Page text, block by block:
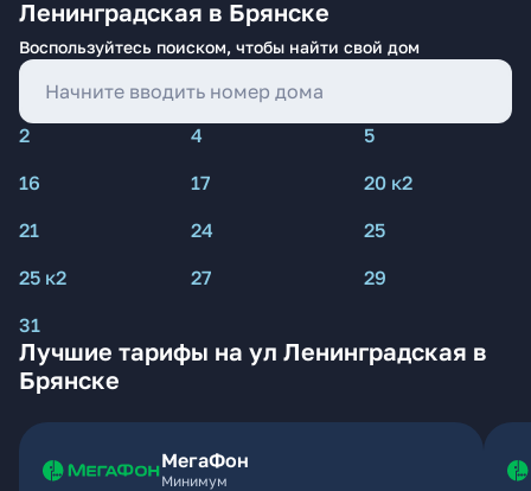
Ленинградская в Брянске
Воспользуйтесь поиском, чтобы найти свой дом
2 4
5
16
17
20 к2
21
24
25
25 к2
27
29
31
Лучшие тарифы на ул Ленинградская в
Брянске
МегаФон
Минимум